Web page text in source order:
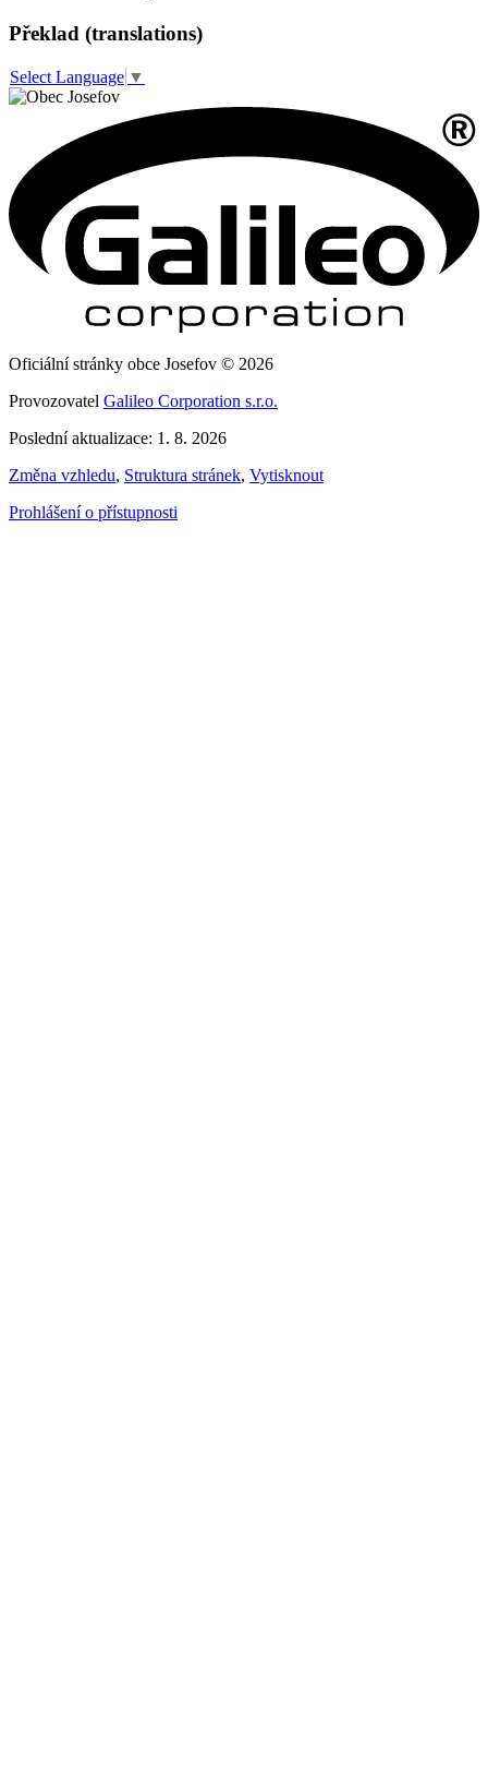
Překlad (translations)
Select Language ▼
Oficiální stránky obce Josefov © 2026
Provozovatel Galileo Corporation s.r.o.
Poslední aktualizace: 1. 8. 2026
Změna vzhledu, Struktura stránek, Vytisknout
Prohlášení o přístupnosti